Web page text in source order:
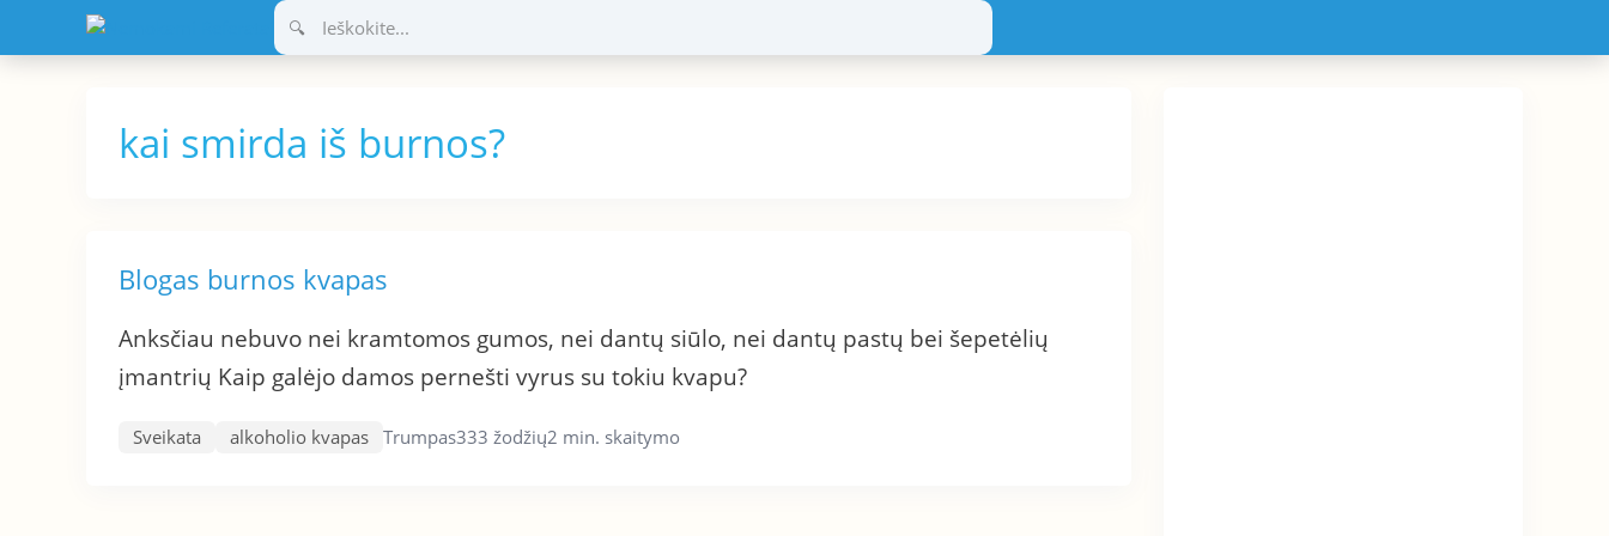
prie
kai smirda iš burnos?
Blogas burnos kvapas
Anksčiau nebuvo nei kramtomos gumos, nei dantų siūlo, nei dantų pastų bei šepetėlių
įmantrių Kaip galėjo damos pernešti vyrus su tokiu kvapu?
Sveikata alkoholio kvapas Trumpas333 žodžių2 min. skaitymo